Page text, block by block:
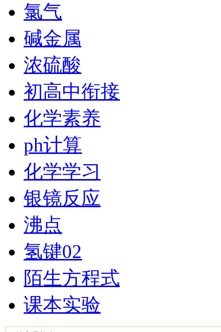
氯气
碱金属
浓硫酸
初高中衔接
化学素养
ph计算
化学学习
银镜反应
沸点
氢键02
陌生方程式
课本实验